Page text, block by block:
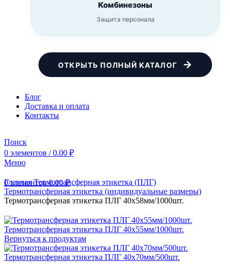
Комбинезоны
Защита персонала
ОТКРЫТЬ ПОЛНЫЙ КАТАЛОГ
Блог
Доставка и оплата
Контакты
Поиск
0 элементов / 0.00 ₽
Меню
0элементов 0.00₽
ГлавнаяТермотрансферная этикетка (ПЛГ)
Термотрансферная этикетка (индивидуальные размеры)
Термотрансферная этикетка ПЛГ 40х58мм/1000шт.
Термотрансферная этикетка ПЛГ 40х55мм/1000шт.
Вернуться к продуктам
Термотрансферная этикетка ПЛГ 40х70мм/500шт.